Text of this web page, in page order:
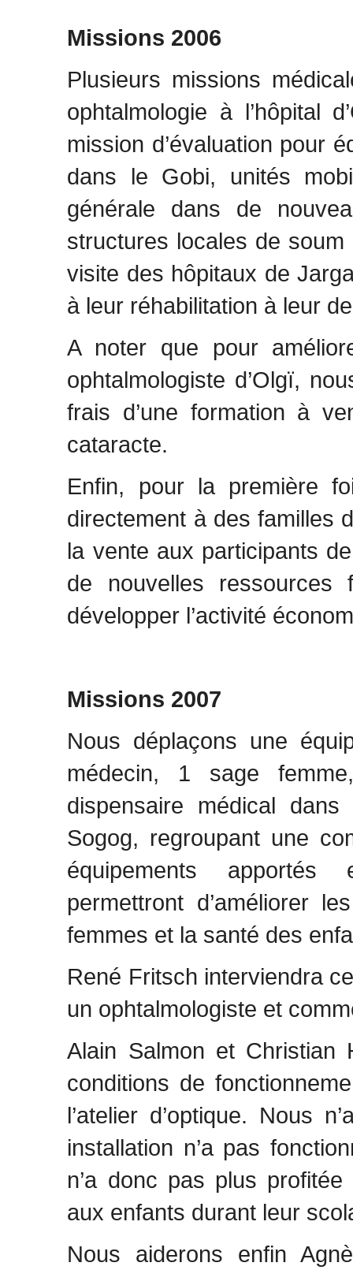
Missions 2006
Plusieurs missions
ophtalmologie à l’hôpital
mission d’évaluation pour
dans le Gobi, unités
générale dans de
structures locales de
visite des hôpitaux de
à leur réhabilitation à leur
A noter que pour
ophtalmologiste d’Olgï,
frais d’une formation à
cataracte.
Enfin, pour la première
directement à des familles
la vente aux participants
de nouvelles ressources
développer l’activité
Missions 2007
Nous déplaçons une
médecin, 1 sage
dispensaire médical
Sogog, regroupant une
équipements
permettront d’améliorer
femmes et la santé des
René Fritsch interviendra
un ophtalmologiste et
Alain Salmon et
conditions de
l’atelier d’optique. Nous
installation n’a pas
n’a donc pas plus
aux enfants durant leur
Nous aiderons enfin